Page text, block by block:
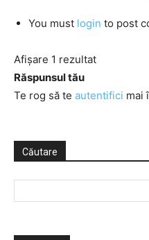
You must login to post
Afișare 1 rezultat
Răspunsul tău
Te rog să te autentifici mai
Căutare